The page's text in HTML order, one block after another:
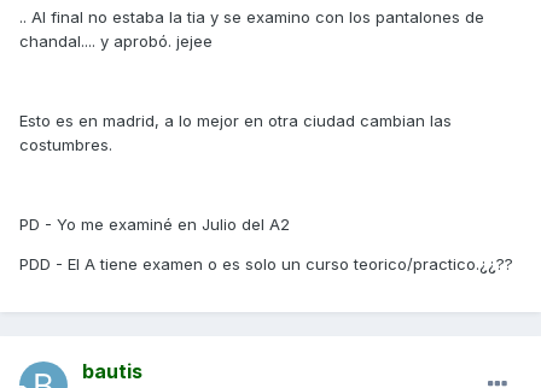
.. Al final no estaba la tia y se examino con los pantalones de
chandal.... y aprobó. jejee
Esto es en madrid, a lo mejor en otra ciudad cambian las
costumbres.
PD - Yo me examiné en Julio del A2
PDD - El A tiene examen o es solo un curso teorico/practico.¿¿??
bautis